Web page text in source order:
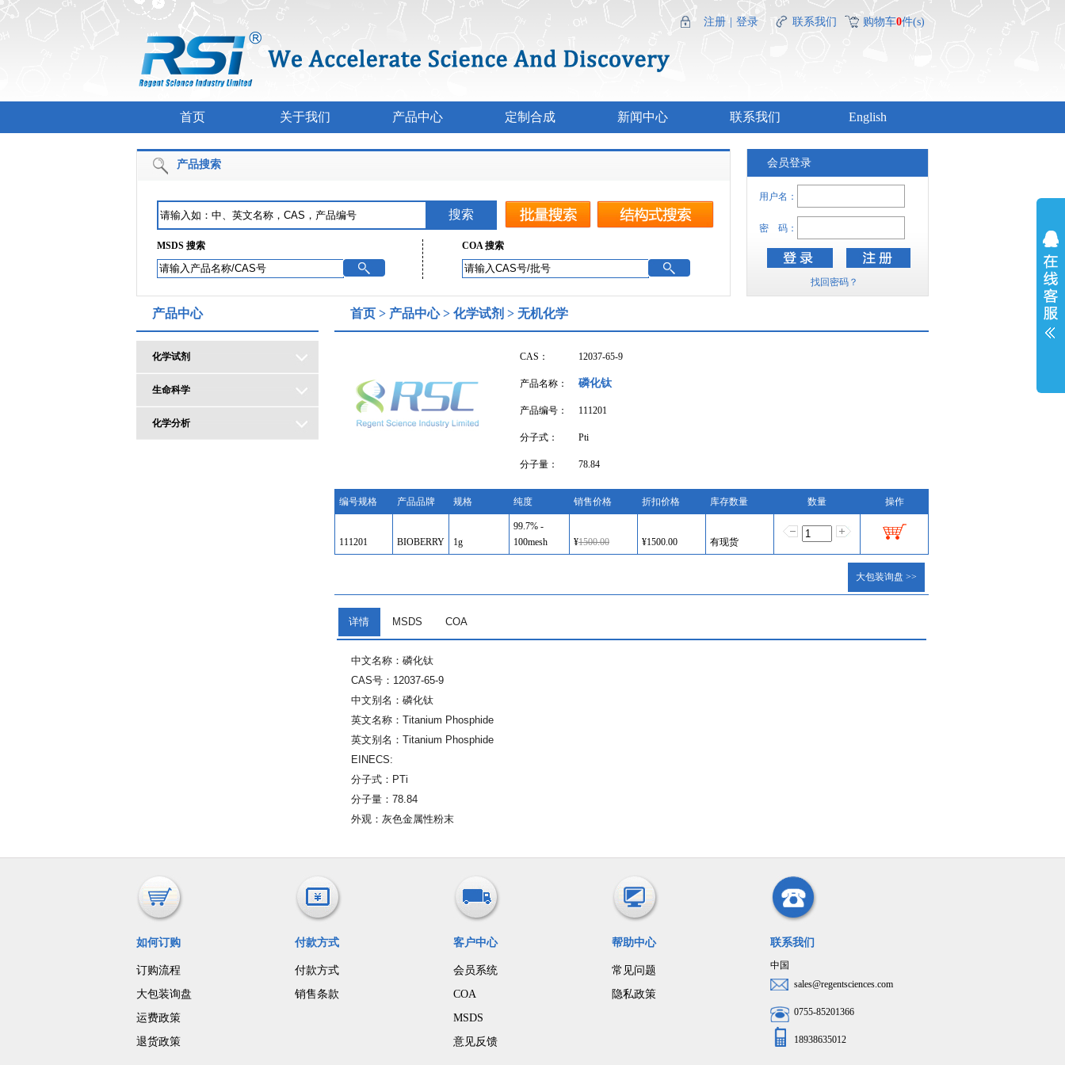
注册 登录 联系我们 购物车0件(s)
首页 关于我们 产品中心 定制合成 新闻中心 联系我们 English
产品搜索
MSDS 搜索 COA 搜索
会员登录
用户名：
密 码：
找回密码？
产品中心
化学试剂
生命科学
化学分析
首页 > 产品中心> 化学试剂 > 无机化学
CAS： 12037-65-9
产品名称： 磷化钛
产品编号： 111201
分子式： Pti
分子量： 78.84
编号规格 产品品牌 规格 纯度 销售价格 折扣价格 库存数量 数量 操作
111201 BIOBERRY 1g
99.7% -
100mesh
¥1500.00 ¥1500.00 有现货
大包装询盘 >>
详情 MSDS COA
中文名称：磷化钛
CAS号：12037-65-9
中文别名：磷化钛
英文名称：Titanium Phosphide
英文别名：Titanium Phosphide
EINECS:
分子式：PTi
分子量：78.84
外观：灰色金属性粉末
如何订购
订购流程
大包装询盘
运费政策
退货政策
付款方式
付款方式
销售条款
客户中心
会员系统
COA
MSDS
意见反馈
帮助中心
常见问题
隐私政策
联系我们
中国
sales@regentsciences.com
0755-85201366
18938635012